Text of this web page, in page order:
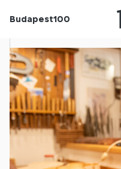
Budapest100